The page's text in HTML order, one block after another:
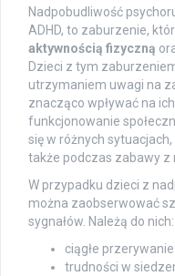
Nadpobudliwość
ADHD, to zaburzenie,
aktywnością fizyczną
Dzieci z tym
utrzymaniem uwagi na
znacząco wpływać na
funkcjonowanie
się w różnych
także podczas zabawy z
W przypadku dzieci z
można zaobserwować
sygnałów. Należą do nich:
ciągłe
trudności w